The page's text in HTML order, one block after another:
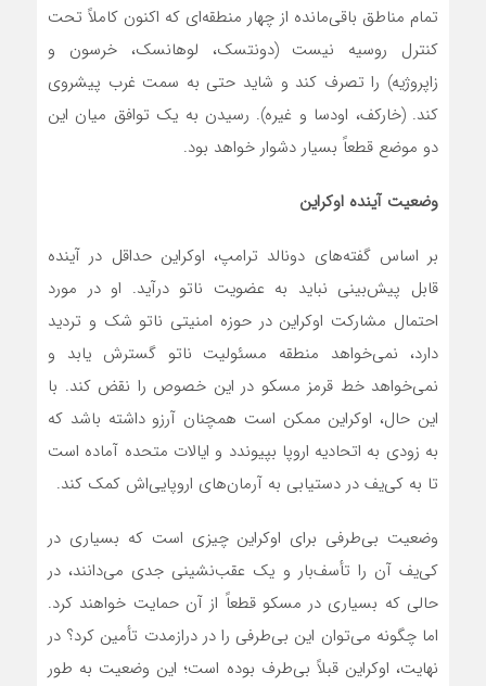
تمام مناطق باقی‌مانده از چهار منطقه‌ای که اکنون کاملاً تحت
کنترل روسیه نیست (دونتسک، لوهانسک، خرسون و
زاپروژیه) را تصرف کند و شاید حتی به سمت غرب پیشروی
کند. (خارکف، اودسا و غیره). رسیدن به یک توافق میان این
دو موضع قطعاً بسیار دشوار خواهد بود.
وضعیت آینده اوکراین
بر اساس گفته‌های دونالد ترامپ، اوکراین حداقل در آینده
قابل پیش‌بینی نباید به عضویت ناتو درآید. او در مورد
احتمال مشارکت اوکراین در حوزه امنیتی ناتو شک و تردید
دارد، نمی‌خواهد منطقه مسئولیت ناتو گسترش یابد و
نمی‌خواهد خط قرمز مسکو در این خصوص را نقض کند. با
این حال، اوکراین ممکن است همچنان آرزو داشته باشد که
به زودی به اتحادیه اروپا بپیوندد و ایالات متحده آماده است
تا به کی‌یف در دستیابی به آرمان‌های اروپایی‌اش کمک کند.
وضعیت بی‌طرفی برای اوکراین چیزی است که بسیاری در
کی‌یف آن را تأسف‌بار و یک عقب‌نشینی جدی می‌دانند، در
حالی که بسیاری در مسکو قطعاً از آن حمایت خواهند کرد.
اما چگونه می‌توان این بی‌طرفی را در درازمدت تأمین کرد؟ در
نهایت، اوکراین قبلاً بی‌طرف بوده است؛ این وضعیت به طور